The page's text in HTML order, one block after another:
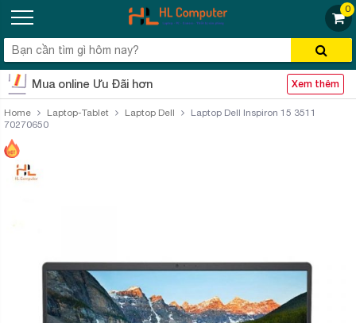
0
Mua online Ưu Đãi hơn Xem thêm
Home Laptop-Tablet Laptop Dell
Laptop Dell Inspiron 15 3511
70270650